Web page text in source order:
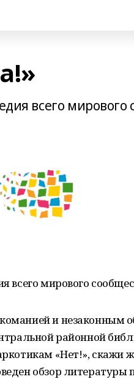
всего мирового
всего мирового
и незаконным
районной
«Нет!», скажи
обзор литературы